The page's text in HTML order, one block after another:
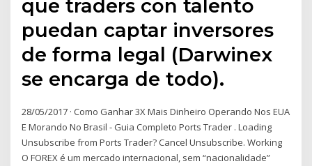
que traders con talento
puedan captar inversores
de forma legal (Darwinex
se encarga de todo).
28/05/2017 · Como Ganhar 3X Mais Dinheiro Operando Nos EUA
E Morando No Brasil - Guia Completo Ports Trader . Loading
Unsubscribe from Ports Trader? Cancel Unsubscribe. Working
O FOREX é um mercado internacional, sem “nacionalidade”